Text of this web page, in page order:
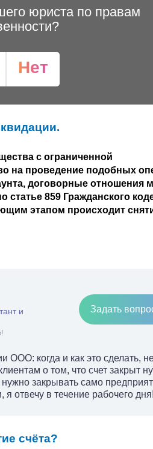
юриста по правам
Нет
с ограниченной
на проведение подобных
договорные отношения
859 Гражданского
этапом происходит
и
Задать
ООО: когда и как это сделать,
о том, что счет закрыт
закрывать само
отвечу в течение рабочего дня!
счёта?